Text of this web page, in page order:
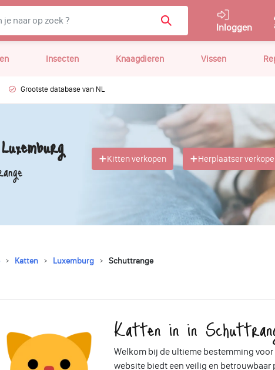
Inloggen
Insecten Knaagdieren Vissen
Grootste database van NL
Kitten verkopen Herplaatser
Katten Luxemburg Schuttrange
Katten in in
Welkom bij de ultieme bestemming
website biedt een veilig en